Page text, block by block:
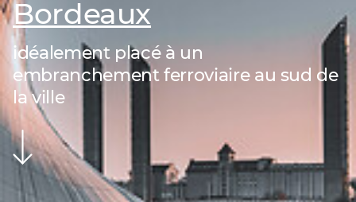
Bordeaux
idéalement placé à un
embranchement ferroviaire au sud de
la ville